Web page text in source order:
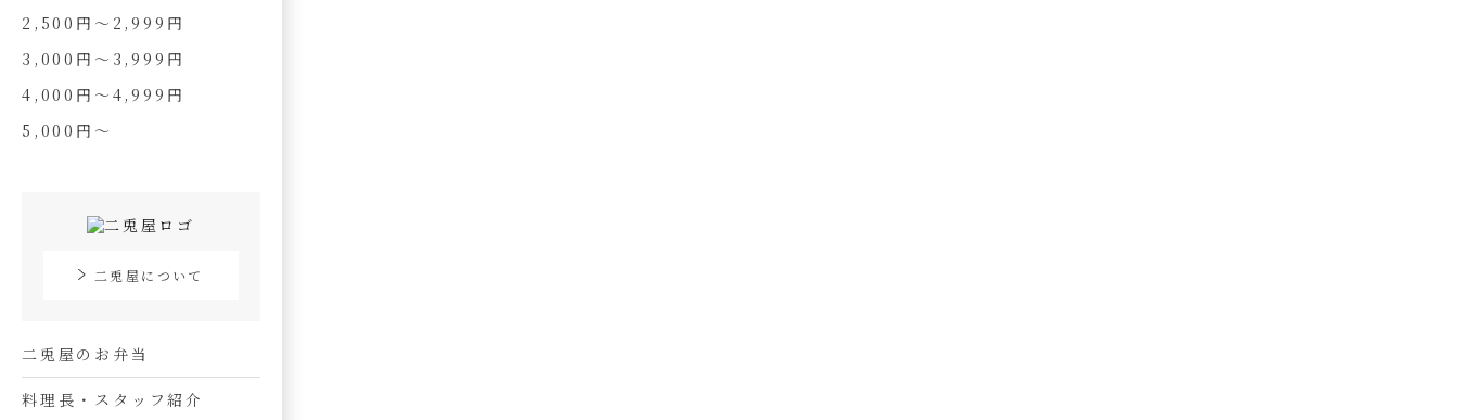
2,500円～2,999円
3,000円～3,999円
4,000円～4,999円
5,000円～
二兎屋について
二兎屋のお弁当
料理長・スタッフ紹介